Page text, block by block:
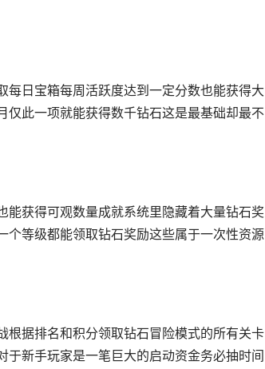
日宝箱每周活跃度达到一定分数也能获得大
仅此一项就能获得数千钻石这是最基础却最不
获得可观数量成就系统里隐藏着大量钻石奖
个等级都能领取钻石奖励这些属于一次性资源
根据排名和积分领取钻石冒险模式的所有关卡
新手玩家是一笔巨大的启动资金务必抽时间